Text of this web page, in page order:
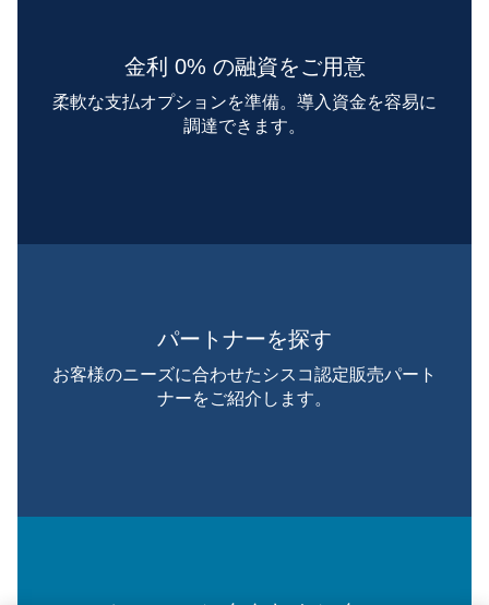
金利 0% の融資をご用意
柔軟な支払オプションを準備。導入資金を容易に
調達できます。
パートナーを探す
お客様のニーズに合わせたシスコ認定販売パート
ナーをご紹介します。